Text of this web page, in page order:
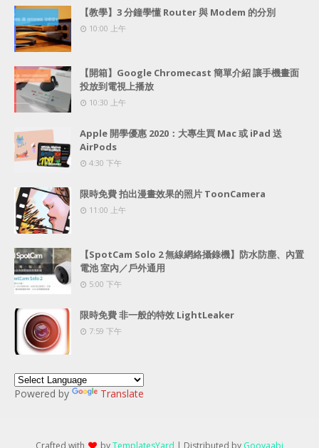
【教學】3 分鐘學懂 Router 與 Modem 的分別
10:00 上午
【開箱】Google Chromecast 簡單介紹 讓手機畫面
投放到電視上播放
10:30 上午
Apple 開學優惠 2020：大專生買 Mac 或 iPad 送
AirPods
4:30 下午
限時免費 拍出漫畫效果的照片 ToonCamera
11:00 上午
【SpotCam Solo 2 無線網絡攝錄機】防水防塵、內置
電池 室內／戶外通用
5:00 下午
限時免費 非一般的特效 LightLeaker
7:59 下午
Powered by Translate
Crafted with byTemplatesYard | Distributed by Gooyaabi